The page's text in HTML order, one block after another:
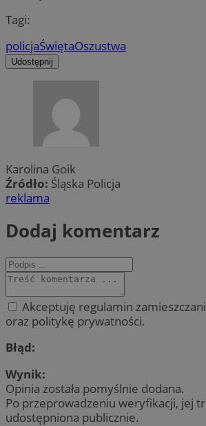
Tagi:
policjaŚwiętaOszustwa
Udostępnij
Karolina Goik
Źródło: Śląska Policja
reklama
Dodaj komentarz
Akceptuję regulamin
oraz politykę prywatności.
Błąd:
Wynik:
Opinia została pomyślnie dodana.
Po przeprowadzeniu weryfikacji, jej
udostępniona publicznie.